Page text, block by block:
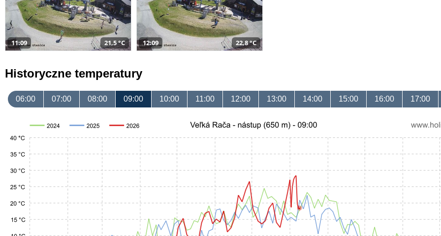
11:09 21,5 °C 12:09 22,8 °C
Historyczne temperatury
06:00 07:00 08:00 09:00 10:00 11:00 12:00 13:00 14:00 15:00 16:00 17:00